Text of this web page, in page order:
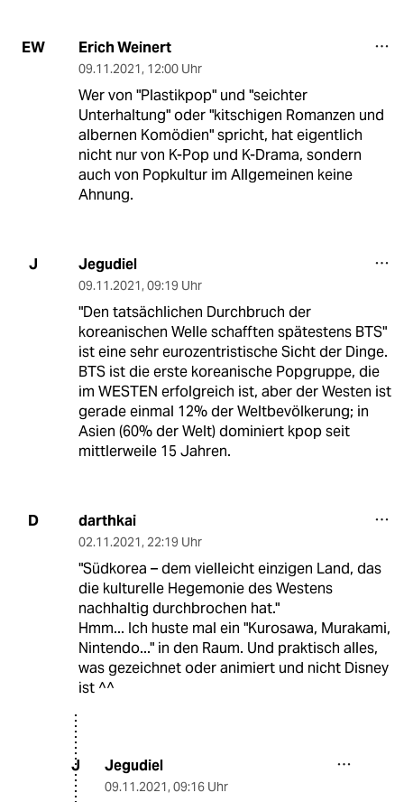
EW Erich Weinert
09.11.2021, 12:00 Uhr
Wer von "Plastikpop" und "seichter
Unterhaltung" oder "kitschigen Romanzen und
albernen Komödien" spricht, hat eigentlich
nicht nur von K-Pop und K-Drama, sondern
auch von Popkultur im Allgemeinen keine
Ahnung.
J Jegudiel
09.11.2021, 09:19 Uhr
"Den tatsächlichen Durchbruch der
koreanischen Welle schafften spätestens BTS"
ist eine sehr eurozentristische Sicht der Dinge.
BTS ist die erste koreanische Popgruppe, die
im WESTEN erfolgreich ist, aber der Westen ist
gerade einmal 12% der Weltbevölkerung; in
Asien (60% der Welt) dominiert kpop seit
mittlerweile 15 Jahren.
D darthkai
02.11.2021, 22:19 Uhr
"Südkorea – dem vielleicht einzigen Land, das
die kulturelle Hegemonie des Westens
nachhaltig durchbrochen hat."
Hmm... Ich huste mal ein "Kurosawa, Murakami,
Nintendo..." in den Raum. Und praktisch alles,
was gezeichnet oder animiert und nicht Disney
ist ^^
J Jegudiel
09.11.2021, 09:16 Uhr